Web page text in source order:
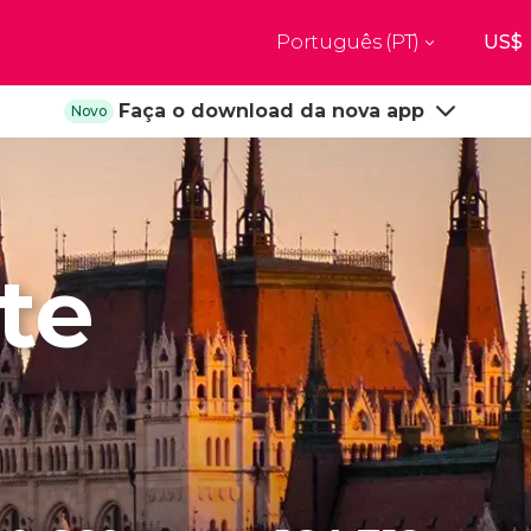
Top destinos
Paris
França
Nova
Estados
Florença
Itália Hungria
Madrid
Espanha
Barcelona
Espanha
Amesterdão
Holanda
Milão
Itália
Praga
República Checa
Porto
Portugal
Ver todos os destinos
Português (PT)
Novo Faça o download da nova app